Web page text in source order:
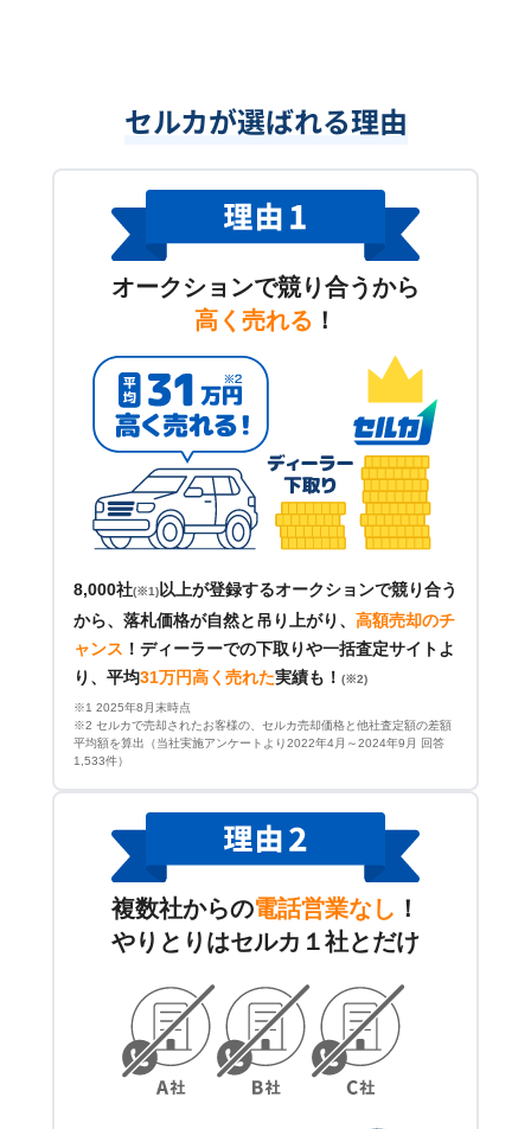
セルカが選ばれる理由
オークションで競り合うから
高く売れる ！
8,000社(※1) 以上が登録するオークションで競り合う
から、落札価格が自然と吊り上がり、 高額売却のチ
ャンス ！ ディーラーでの下取りや一括査定サイトよ
り、平均31万円高く売れた実績も！ (※2)
※1 2025年8月末時点
※2 セルカで売却されたお客様の、セルカ売却価格と他社査定額の差額
平均額を算出（当社実施アンケートより2022年4月～2024年9月 回答
1,533件）
複数社からの電話営業なし ！
やりとりはセルカ１社とだけ